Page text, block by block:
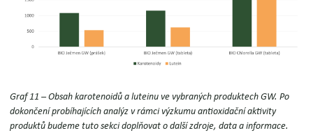
Graf 11 – Obsah karotenoidů a luteinu ve vybraných produktech GW. Po
dokončení probíhajících analýz v rámci výzkumu antioxidační aktivity
produktů budeme tuto sekci doplňovat o další zdroje, data a informace.